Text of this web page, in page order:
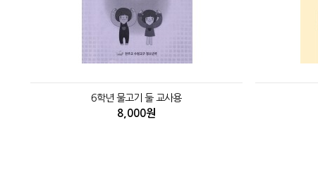
6학년 물고기 둘 교사용
8,000원